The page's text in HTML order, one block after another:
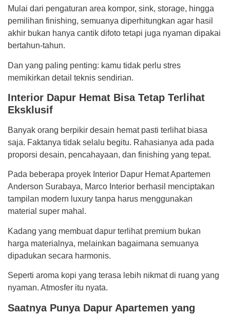
Mulai dari pengaturan area kompor, sink, storage, hingga
pemilihan finishing, semuanya diperhitungkan agar hasil
akhir bukan hanya cantik difoto tetapi juga nyaman dipakai
bertahun-tahun.
Dan yang paling penting: kamu tidak perlu stres
memikirkan detail teknis sendirian.
Interior Dapur Hemat Bisa Tetap Terlihat
Eksklusif
Banyak orang berpikir desain hemat pasti terlihat biasa
saja. Faktanya tidak selalu begitu. Rahasianya ada pada
proporsi desain, pencahayaan, dan finishing yang tepat.
Pada beberapa proyek Interior Dapur Hemat Apartemen
Anderson Surabaya, Marco Interior berhasil menciptakan
tampilan modern luxury tanpa harus menggunakan
material super mahal.
Kadang yang membuat dapur terlihat premium bukan
harga materialnya, melainkan bagaimana semuanya
dipadukan secara harmonis.
Seperti aroma kopi yang terasa lebih nikmat di ruang yang
nyaman. Atmosfer itu nyata.
Saatnya Punya Dapur Apartemen yang